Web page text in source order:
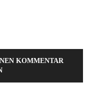
KOMMENTAR